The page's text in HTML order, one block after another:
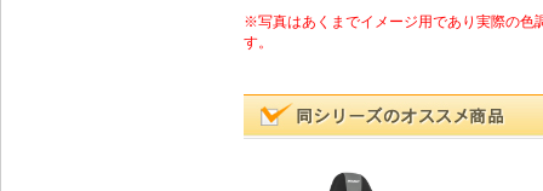
※写真はあくまでイメージ用であり実際の色
す。